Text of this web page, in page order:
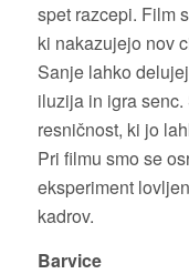
spet razcepi. Film
ki nakazujejo nov
Sanje lahko
iluzija in igra
resničnost, ki jo
Pri filmu smo se
eksperiment
kadrov.
Barvice